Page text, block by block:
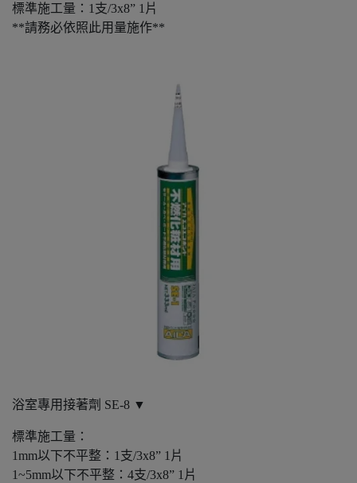
標準施工量：1支/3x8” 1片
**請務必依照此用量施作**
浴室專用接著劑 SE-8 ▼
標準施工量：
1mm以下不平整：1支/3x8” 1片
1~5mm以下不平整：4支/3x8” 1片